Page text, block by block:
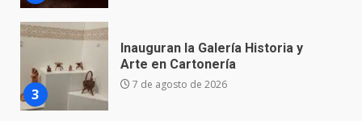
3
Valle de Santiago refuerza